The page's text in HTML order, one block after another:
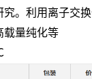
究。利用离子交
载量纯化等